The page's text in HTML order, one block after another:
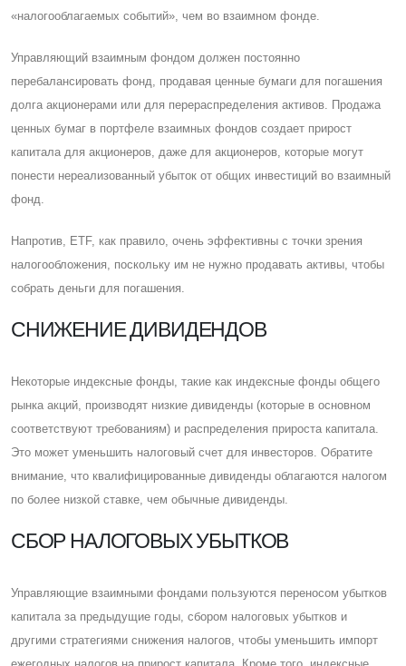
«налогооблагаемых событий», чем во взаимном фонде.
Управляющий взаимным фондом должен постоянно
перебалансировать фонд, продавая ценные бумаги для погашения
долга акционерами или для перераспределения активов. Продажа
ценных бумаг в портфеле взаимных фондов создает прирост
капитала для акционеров, даже для акционеров, которые могут
понести нереализованный убыток от общих инвестиций во взаимный
фонд.
Напротив, ETF, как правило, очень эффективны с точки зрения
налогообложения, поскольку им не нужно продавать активы, чтобы
собрать деньги для погашения.
CНИЖЕНИЕ ДИВИДЕНДОВ
Некоторые индексные фонды, такие как индексные фонды общего
рынка акций, производят низкие дивиденды (которые в основном
соответствуют требованиям) и распределения прироста капитала.
Это может уменьшить налоговый счет для инвесторов. Обратите
внимание, что квалифицированные дивиденды облагаются налогом
по более низкой ставке, чем обычные дивиденды.
CБОР НАЛОГОВЫХ УБЫТКОВ
Управляющие взаимными фондами пользуются переносом убытков
капитала за предыдущие годы, сбором налоговых убытков и
другими стратегиями снижения налогов, чтобы уменьшить импорт